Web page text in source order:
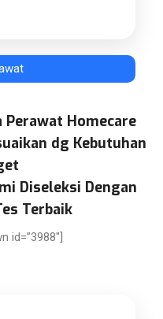
Perawat Homecare
dg Kebutuhan
Diseleksi Dengan
Terbaik
id=”3988″]